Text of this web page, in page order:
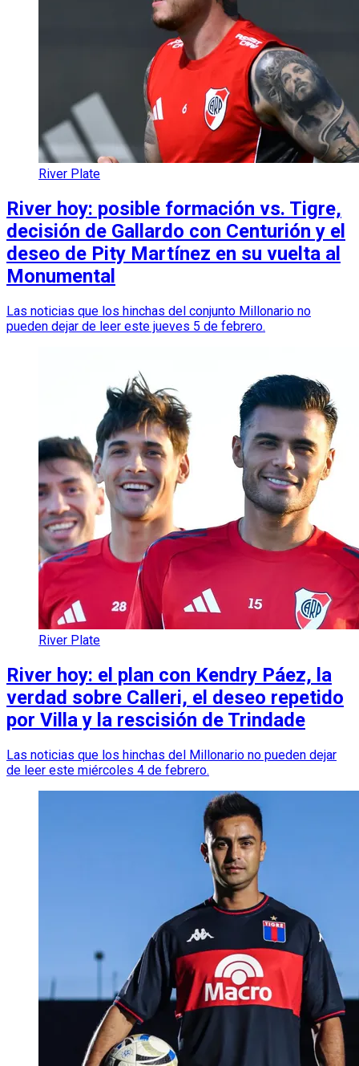
River Plate
River hoy: posible formación vs. Tigre,
decisión de Gallardo con Centurión y el
deseo de Pity Martínez en su vuelta al
Monumental
Las noticias que los hinchas del conjunto Millonario no
pueden dejar de leer este jueves 5 de febrero.
River Plate
River hoy: el plan con Kendry Páez, la
verdad sobre Calleri, el deseo repetido
por Villa y la rescisión de Trindade
Las noticias que los hinchas del Millonario no pueden dejar
de leer este miércoles 4 de febrero.